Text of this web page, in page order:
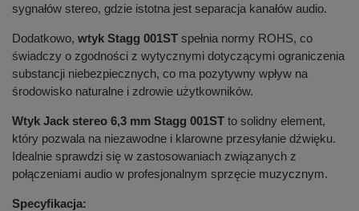
sygnałów stereo, gdzie istotna jest separacja kanałów audio.
Dodatkowo, wtyk Stagg 001ST spełnia normy ROHS, co
świadczy o zgodności z wytycznymi dotyczącymi ograniczenia
substancji niebezpiecznych, co ma pozytywny wpływ na
środowisko naturalne i zdrowie użytkowników.
Wtyk Jack stereo 6,3 mm Stagg 001ST to solidny element,
który pozwala na niezawodne i klarowne przesyłanie dźwięku.
Idealnie sprawdzi się w zastosowaniach związanych z
połączeniami audio w profesjonalnym sprzęcie muzycznym.
Specyfikacja: